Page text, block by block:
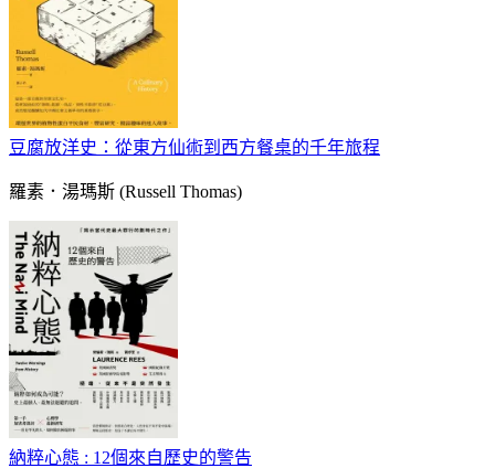
豆腐放洋史：從東方仙術到西方餐桌的千年旅程
羅素．湯瑪斯 (Russell Thomas)
納粹心態 : 12個來自歷史的警告